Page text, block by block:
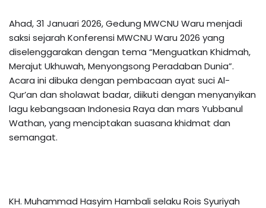
Ahad, 31 Januari 2026, Gedung MWCNU Waru menjadi
saksi sejarah Konferensi MWCNU Waru 2026 yang
diselenggarakan dengan tema “Menguatkan Khidmah,
Merajut Ukhuwah, Menyongsong Peradaban Dunia”.
Acara ini dibuka dengan pembacaan ayat suci Al-
Qur’an dan sholawat badar, diikuti dengan menyanyikan
lagu kebangsaan Indonesia Raya dan mars Yubbanul
Wathan, yang menciptakan suasana khidmat dan
semangat.
KH. Muhammad Hasyim Hambali selaku Rois Syuriyah